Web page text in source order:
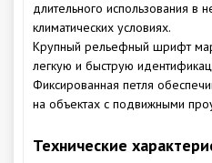
длительного использования в
климатических условиях.
Крупный рельефный шрифт
легкую и быструю
Фиксированная петля
на объектах с подвижными
Технические